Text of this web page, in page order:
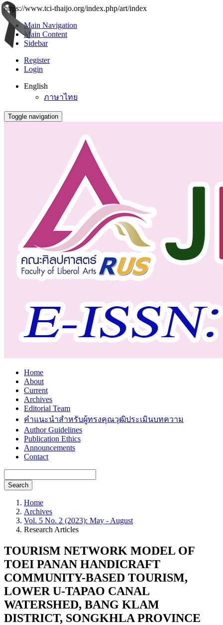
https://www.tci-thaijo.org/index.php/art/index
Main Navigation
Main Content
Sidebar
Register
Login
English
ภาษาไทย
Toggle navigation
Home
About
Current
Archives
Editorial Team
คำแนะนำสำหรับผู้ทรงคุณวุฒิประเมินบทความ
Author Guidelines
Publication Ethics
Announcements
Contact
Search
Home
Archives
Vol. 5 No. 2 (2023): May - August
Research Articles
TOURISM NETWORK MODEL OF
TOEI PANAN HANDICRAFT
COMMUNITY-BASED TOURISM,
LOWER U-TAPAO CANAL
WATERSHED, BANG KLAM
DISTRICT, SONGKHLA PROVINCE